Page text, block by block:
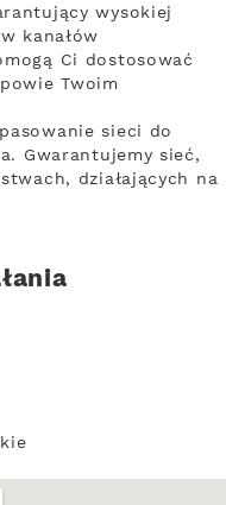
wysokiej
kanałów
Ci dostosować
Twoim
sieci do
Gwarantujemy sieć,
działających na